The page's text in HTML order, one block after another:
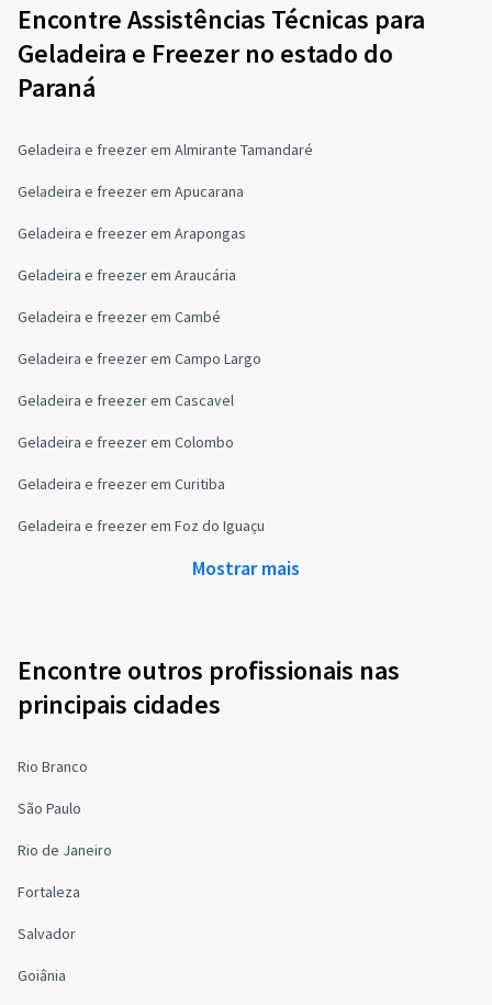
Encontre Assistências Técnicas para
Geladeira e Freezer no estado do
Paraná
Geladeira e freezer em Almirante Tamandaré
Geladeira e freezer em Apucarana
Geladeira e freezer em Arapongas
Geladeira e freezer em Araucária
Geladeira e freezer em Cambé
Geladeira e freezer em Campo Largo
Geladeira e freezer em Cascavel
Geladeira e freezer em Colombo
Geladeira e freezer em Curitiba
Geladeira e freezer em Foz do Iguaçu
Mostrar mais
Encontre outros profissionais nas
principais cidades
Rio Branco
São Paulo
Rio de Janeiro
Fortaleza
Salvador
Goiânia